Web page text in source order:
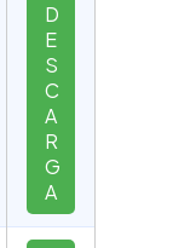
D
E
S
C
A
R
G
A